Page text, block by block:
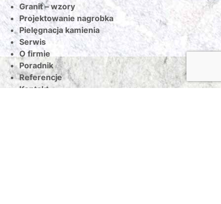
Granit – wzory
Projektowanie nagrobka
Pielęgnacja kamienia
Serwis
O firmie
Poradnik
Referencje
Kontakt